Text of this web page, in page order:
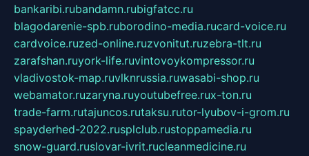
bankaribi.rubandamn.rubigfatcc.ru
blagodarenie-spb.ruborodino-media.rucard-voice.ru
cardvoice.ruzed-online.ruzvonitut.ruzebra-tlt.ru
zarafshan.ruyork-life.ruvintovoykompressor.ru
vladivostok-map.ruvlknrussia.ruwasabi-shop.ru
webamator.ruzaryna.ruyoutubefree.rux-ton.ru
trade-farm.rutajuncos.rutaksu.rutor-lyubov-i-grom.ru
spayderhed-2022.rusplclub.rustoppamedia.ru
snow-guard.ruslovar-ivrit.rucleanmedicine.ru